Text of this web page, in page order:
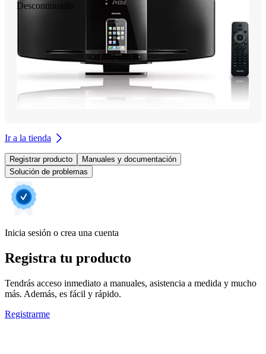
Descontinuado
Ir a la tienda
Registrar producto
Manuales y documentación
Solución de problemas
Inicia sesión o crea una cuenta
Registra tu producto
Tendrás acceso inmediato a manuales, asistencia a medida y mucho
más. Además, es fácil y rápido.
Registrarme